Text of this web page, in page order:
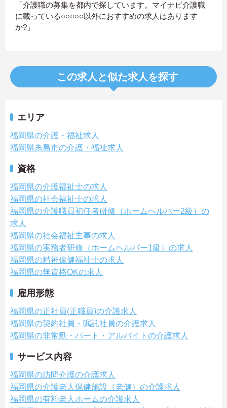
「介護職の募集を都内で探しています。マイナビ介護職
に載っている○○○○○以外におすすめの求人はあります
か?」
この求人と似た求人を探す
エリア
福岡県の介護・福祉求人
福岡県糸島市の介護・福祉求人
資格
福岡県の介護福祉士の求人
福岡県の社会福祉士の求人
福岡県の介護職員初任者研修（ホームヘルパー2級）の
求人
福岡県の社会福祉主事の求人
福岡県の実務者研修（ホームヘルパー1級）の求人
福岡県の精神保健福祉士の求人
福岡県の無資格OKの求人
雇用形態
福岡県の正社員(正職員)の介護求人
福岡県の契約社員・嘱託社員の介護求人
福岡県の非常勤・パート・アルバイトの介護求人
サービス内容
福岡県の訪問介護の介護求人
福岡県の介護老人保健施設（老健）の介護求人
福岡県の有料老人ホームの介護求人